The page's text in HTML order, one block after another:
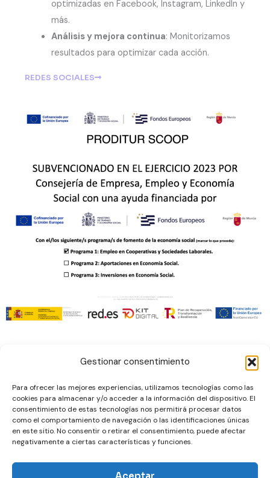
Gestionar consentimiento
Para ofrecer las mejores experiencias, utilizamos tecnologías como las
cookies para almacenar y/o acceder a la información del dispositivo. El
consentimiento de estas tecnologías nos permitirá procesar datos
como el comportamiento de navegación o las identificaciones únicas
en este sitio. No consentir o retirar el consentimiento, puede afectar
negativamente a ciertas características y funciones.
Aceptar
optimizadas en Facebook, Instagram, LinkedIn y
más.
Análisis y mejora continua: Monitorizamos
resultados para optimizar cada acción.
REDES SOCIALES
Accesibilidad
Política de Privacidad
Mapa del Sitio
Política de cookies